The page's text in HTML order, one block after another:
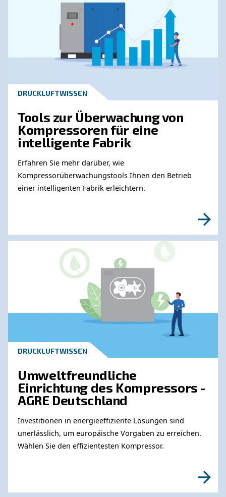
Wenden Sie sich an unsere
Experten
Benötigen Sie weitere Informationen zu
Produkten? Bitte füllen Sie dieses Formular
unsere Experten Sie so schnell wie möglich
Erfahren Sie mehr von unseren Experten: